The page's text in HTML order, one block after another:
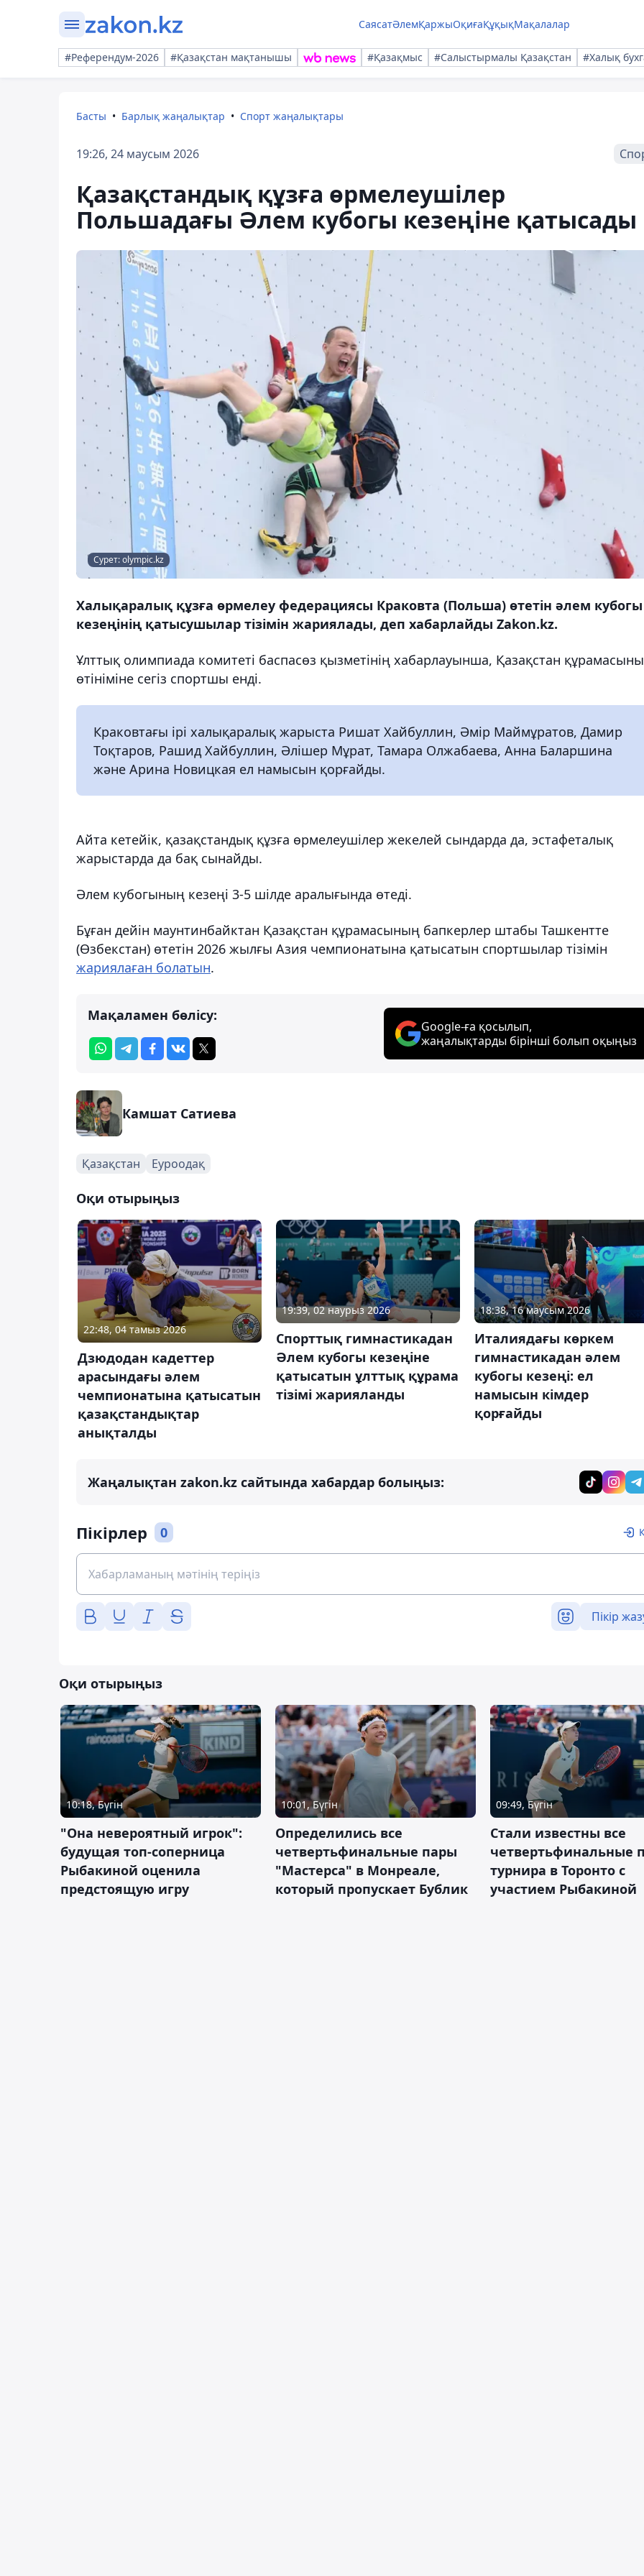
СаясатӘлемҚаржыОқиғаҚұқықМақалалар
#Референдум-2026 #Қазақстан мақтанышы #Қазақмыс #Салыстырмалы Қазақстан #Халық
Басты Барлық жаңалықтар Спорт жаңалықтары
19:26, 24 маусым 2026
Қазақстандық құзға өрмелеушілер
Польшадағы Әлем кубогы кезеңіне қатысады
Сурет: olympic.kz
Халықаралық құзға өрмелеу федерациясы Краковта (Польша) өтетін әлем кубогы
кезеңінің қатысушылар тізімін жариялады, деп хабарлайды Zakon.kz.
Ұлттық олимпиада комитеті баспасөз қызметінің хабарлауынша, Қазақстан
өтініміне сегіз спортшы енді.
Краковтағы ірі халықаралық жарыста Ришат Хайбуллин, Әмір Маймұратов, Дамир
Тоқтаров, Рашид Хайбуллин, Әлішер Мұрат, Тамара Олжабаева, Анна Баларшина
және Арина Новицкая ел намысын қорғайды.
Айта кетейік, қазақстандық құзға өрмелеушілер жекелей сындарда да, эстафеталық
жарыстарда да бақ сынайды.
Әлем кубогының кезеңі 3-5 шілде аралығында өтеді.
Бұған дейін маунтинбайктан Қазақстан құрамасының бапкерлер штабы Ташкентте
(Өзбекстан) өтетін 2026 жылғы Азия чемпионатына қатысатын спортшылар тізімін
жариялаған болатын.
Мақаламен бөлісу:
Google-ға қосылып,
жаңалықтарды бірінші болып оқыңыз
Камшат Сатиева
Қазақстан Еуроодақ
Оқи отырыңыз
22:48, 04 тамыз 2026
Дзюдодан кадеттер
арасындағы әлем
чемпионатына қатысатын
қазақстандықтар
анықталды
19:39, 02 наурыз 2026
Спорттық гимнастикадан
Әлем кубогы кезеңіне
қатысатын ұлттық құрама
тізімі жарияланды
18:38, 16 маусым 2026
Италиядағы көркем
гимнастикадан әлем
кубогы кезеңі: ел
намысын кімдер
қорғайды
Жаңалықтан zakon.kz сайтында хабардар болыңыз:
Пікірлер 0
Пікір
Оқи отырыңыз
10:18, Бүгін
"Она невероятный игрок":
будущая топ-соперница
Рыбакиной оценила
предстоящую игру
10:01, Бүгін
Определились все
четвертьфинальные пары
"Мастерса" в Монреале,
который пропускает Бублик
09:49, Бүгін
Стали известны все
четвертьфинальные
турнира в Торонто с
участием Рыбакиной